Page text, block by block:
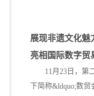
展现非遗文化魅
亮相国际数字贸
11月23日，第二
下简称&ldquo;数